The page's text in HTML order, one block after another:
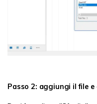
Passo 2: aggiungi il file